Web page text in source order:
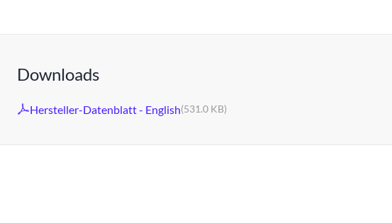
Downloads
Hersteller-Datenblatt - English(531.0 KB)